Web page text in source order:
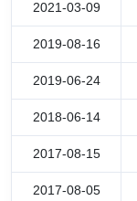
2021-03-09
2019-08-16
2019-06-24
2018-06-14
2017-08-15
2017-08-05